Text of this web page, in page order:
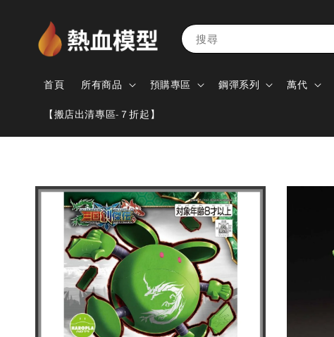
搜尋
首頁 所有商品 預購專區 鋼彈系列 萬代
【搬店出清專區-７折起】